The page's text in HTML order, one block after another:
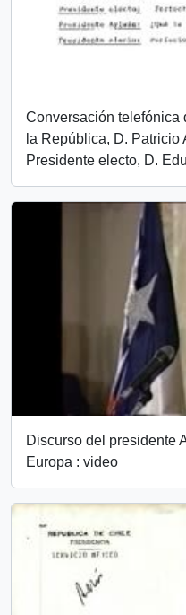
Conversación telefónica
la República, D. Patricio
Presidente electo, D.
Discurso del presidente
Europa : video